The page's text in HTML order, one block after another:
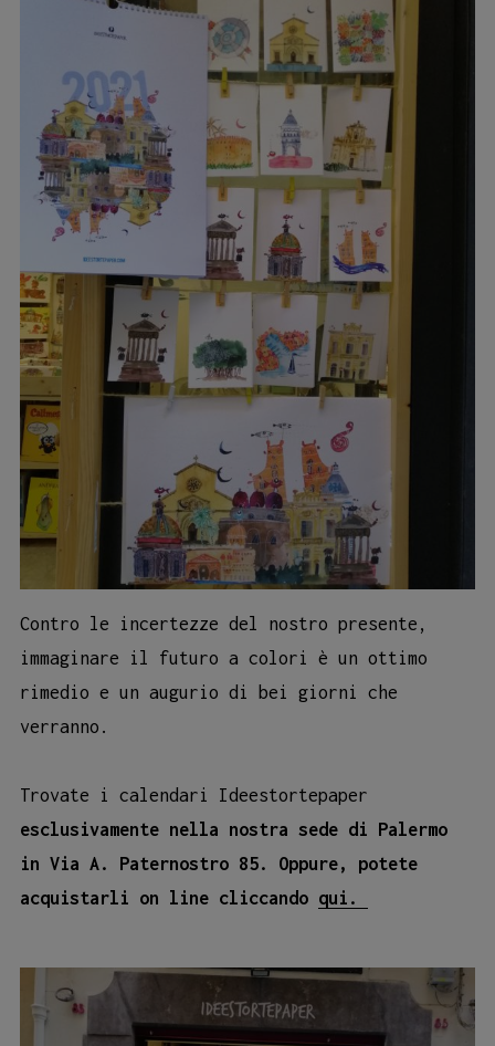
Contro le incertezze del nostro presente,
immaginare il futuro a colori è un ottimo
rimedio e un augurio di bei giorni che
verranno.
Trovate i calendari Ideestortepaper
esclusivamente nella nostra sede di Palermo
in Via A. Paternostro 85. Oppure, potete
acquistarli on line cliccando qui.